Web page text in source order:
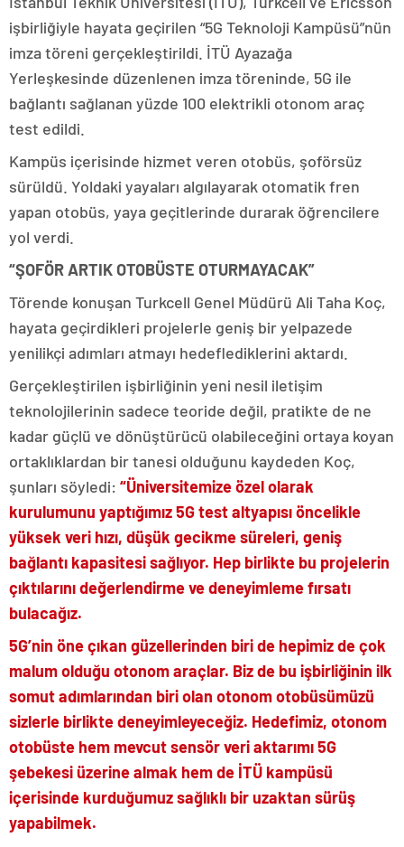
işbirliğiyle hayata geçirilen “5G Teknoloji Kampüsü”nün
imza töreni gerçekleştirildi. İTÜ Ayazağa
Yerleşkesinde düzenlenen imza töreninde, 5G ile
bağlantı sağlanan yüzde 100 elektrikli otonom araç
test edildi.
Kampüs içerisinde hizmet veren otobüs, şoförsüz
sürüldü. Yoldaki yayaları algılayarak otomatik fren
yapan otobüs, yaya geçitlerinde durarak öğrencilere
yol verdi.
“ŞOFÖR ARTIK OTOBÜSTE OTURMAYACAK”
Törende konuşan Turkcell Genel Müdürü Ali Taha Koç,
hayata geçirdikleri projelerle geniş bir yelpazede
yenilikçi adımları atmayı hedeflediklerini aktardı.
Gerçekleştirilen işbirliğinin yeni nesil iletişim
teknolojilerinin sadece teoride değil, pratikte de ne
kadar güçlü ve dönüştürücü olabileceğini ortaya koyan
ortaklıklardan bir tanesi olduğunu kaydeden Koç,
şunları söyledi: “Üniversitemize özel olarak
kurulumunu yaptığımız 5G test altyapısı öncelikle
yüksek veri hızı, düşük gecikme süreleri, geniş
bağlantı kapasitesi sağlıyor. Hep birlikte bu projelerin
çıktılarını değerlendirme ve deneyimleme fırsatı
bulacağız.
5G’nin öne çıkan güzellerinden biri de hepimiz de çok
malum olduğu otonom araçlar. Biz de bu işbirliğinin ilk
somut adımlarından biri olan otonom otobüsümüzü
sizlerle birlikte deneyimleyeceğiz. Hedefimiz, otonom
otobüste hem mevcut sensör veri aktarımı 5G
şebekesi üzerine almak hem de İTÜ kampüsü
içerisinde kurduğumuz sağlıklı bir uzaktan sürüş
yapabilmek.